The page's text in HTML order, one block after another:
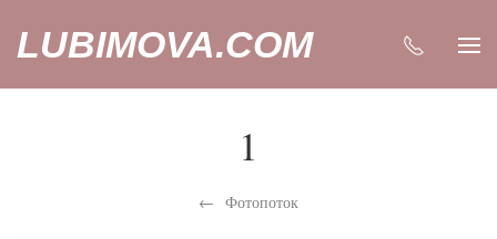
LUBIMOVA.COM
1
Фотопоток